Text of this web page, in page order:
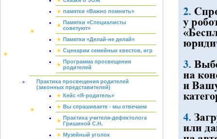
памятки «Важно помнить»
Памятки «Специалисты
советуют»
Памятки «Делай-не делай»
Сценарии семейных квестов, игр
Программа просвещения
родителей
Практика просвещения родителей
(законных представителей)
Кейс «Я-родитель»
Вы спрашиваете - мы отвечаем
Практика учителя-дефектолога
Гришиной С.Н.
Музейный уголок